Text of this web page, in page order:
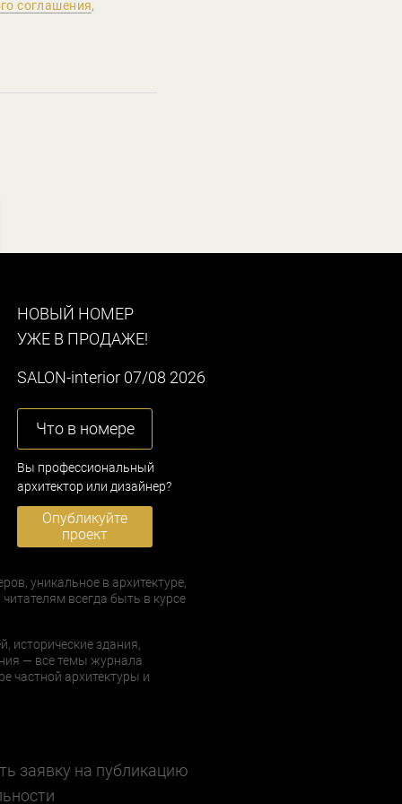
соглашения,
НОВЫЙ НОМЕР
УЖЕ В ПРОДАЖЕ!
SALON-interior 07/08 2026
Что в номере
Вы профессиональный
архитектор или дизайнер?
Опубликуйте
проект
уникальное в архитектуре,
всегда быть в курсе
исторические здания,
— все темы журнала
частной архитектуры и
заявку на публикацию